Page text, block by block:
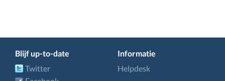
Blijf up-to-date
Twitter
Informatie
Helpdesk